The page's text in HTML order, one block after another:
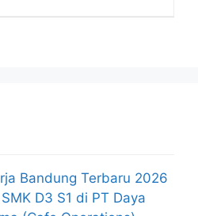
Bandung Terbaru 2026
D3 S1 di PT Daya